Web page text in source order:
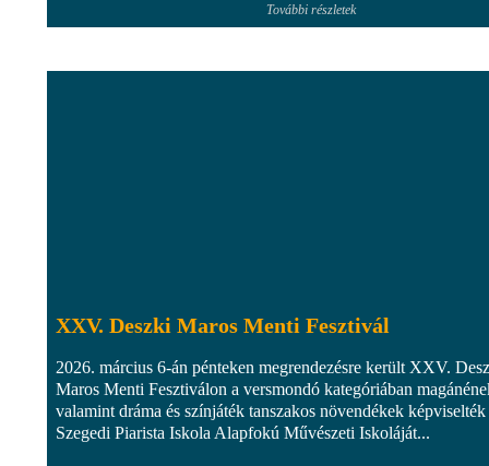
További részletek
XXV. Deszki Maros Menti Fesztivál
2026. március 6-án pénteken megrendezésre került XXV.
Maros Menti Fesztiválon a versmondó kategóriában
valamint dráma és színjáték tanszakos növendékek képviselték
Szegedi Piarista Iskola Alapfokú Művészeti Iskoláját...